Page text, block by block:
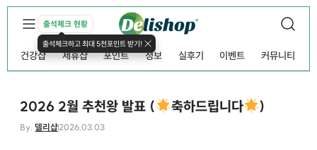
출석체크 현황
출석체크하고 최대 5천포인트 받기!
건강샵 제휴샵 포인트 정보 실후기 이벤트 커뮤니티
2026 2월 추천왕 발표 ( 축하드립니다 )
By. 델리샵2026.03.03